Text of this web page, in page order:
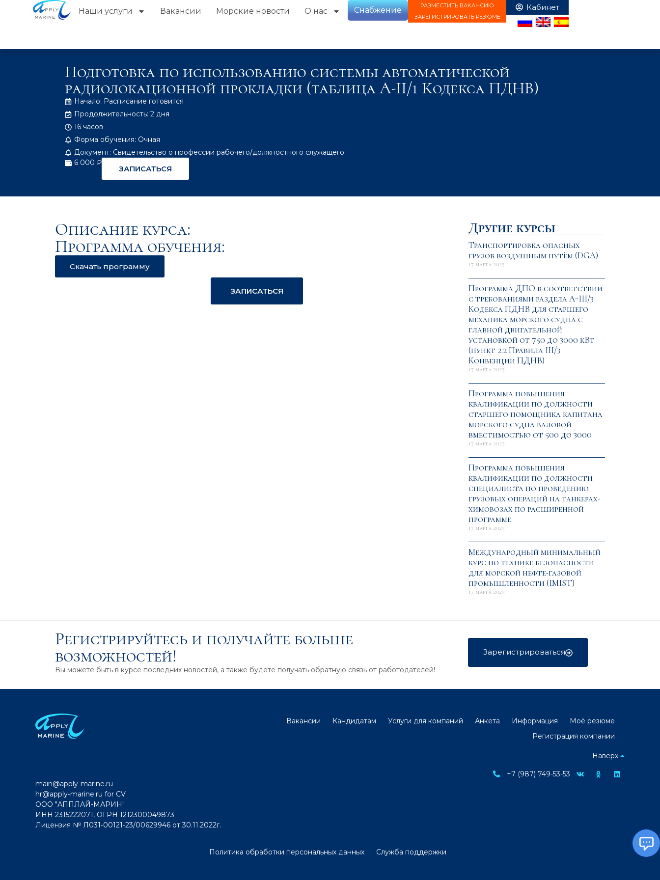
Наши услуги Вакансии Морские новости О нас Снабжение
РАЗМЕСТИТЬ ВАКАНСИЮ
ЗАРЕГИСТРИРОВАТЬ РЕЗЮМЕ
Подготовка по использованию системы автоматической
радиолокационной прокладки (таблица А-II/1 Кодекса ПДНВ)
Начало: Расписание готовится
Продолжительность: 2 дня
16 часов
Форма обучения: Очная
Документ: Свидетельство о профессии рабочего/должностного служащего
6 000 ₽
ЗАПИСАТЬСЯ
Описание курса:
Программа обучения:
Скачать программу
ЗАПИСАТЬСЯ
Другие курсы
Транспортировка опасных
грузов воздушным путём (DGA)
17 марта 2025
Программа ДПО в соответствии
с требованиями раздела A-III/3
Кодекса ПДНВ для старшего
механика морского судна с
главной двигательной
установкой от 750 до 3000 кВт
(пункт 2.2 Правила III/3
Конвенции ПДНВ)
17 марта 2025
Программа повышения
квалификации по должности
старшего помощника капитана
морского судна валовой
вместимостью от 500 до 3000
17 марта 2025
Программа повышения
квалификации по должности
специалиста по проведению
грузовых операций на танкерах-
химовозах по расширенной
программе
17 марта 2025
Международный минимальный
курс по технике безопасности
для морской нефте-газовой
промышленности (IMIST)
17 марта 2025
Регистрируйтесь и получайте больше
возможностей!
Вы можете быть в курсе последних новостей, а также будете получать обратную связь от работодателей!
Зарегистрироваться
Вакансии Кандидатам Услуги для компаний Анкета Информация
Моё резюме
Регистрация компании
Наверх
main@apply-marine.ru
hr@apply-marine.ru for CV
ООО "АППЛАЙ-МАРИН"
ИНН 2315222071, ОГРН 1212300049873
Лицензия № Л031-00121-23/00629946 от 30.11.2022г.
+7 (987) 749-53-53
Политика обработки персональных данных Служба поддержки